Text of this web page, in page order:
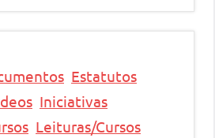
Estatutos
Iniciativas
Leituras/Cursos